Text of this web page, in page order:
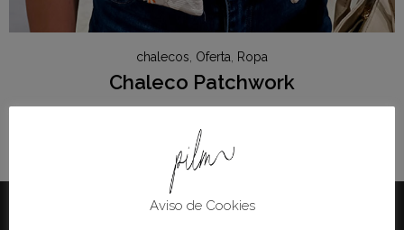
chalecos Oferta Ropa
Chaleco Patchwork
€
Aviso de Cookies